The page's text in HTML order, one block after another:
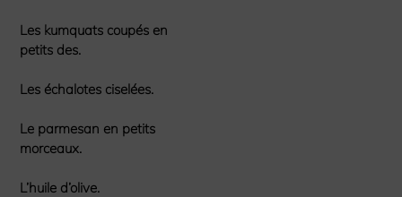
Les kumquats coupés en
petits des.
Les échalotes ciselées.
Le parmesan en petits
morceaux.
L’huile d’olive.